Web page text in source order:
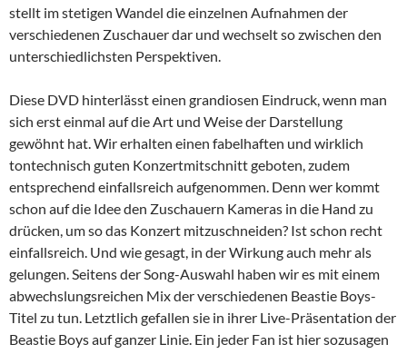
stellt im stetigen Wandel die einzelnen Aufnahmen der
verschiedenen Zuschauer dar und wechselt so zwischen den
unterschiedlichsten Perspektiven.
Diese DVD hinterlässt einen grandiosen Eindruck, wenn man
sich erst einmal auf die Art und Weise der Darstellung
gewöhnt hat. Wir erhalten einen fabelhaften und wirklich
tontechnisch guten Konzertmitschnitt geboten, zudem
entsprechend einfallsreich aufgenommen. Denn wer kommt
schon auf die Idee den Zuschauern Kameras in die Hand zu
drücken, um so das Konzert mitzuschneiden? Ist schon recht
einfallsreich. Und wie gesagt, in der Wirkung auch mehr als
gelungen. Seitens der Song-Auswahl haben wir es mit einem
abwechslungsreichen Mix der verschiedenen Beastie Boys-
Titel zu tun. Letztlich gefallen sie in ihrer Live-Präsentation der
Beastie Boys auf ganzer Linie. Ein jeder Fan ist hier sozusagen